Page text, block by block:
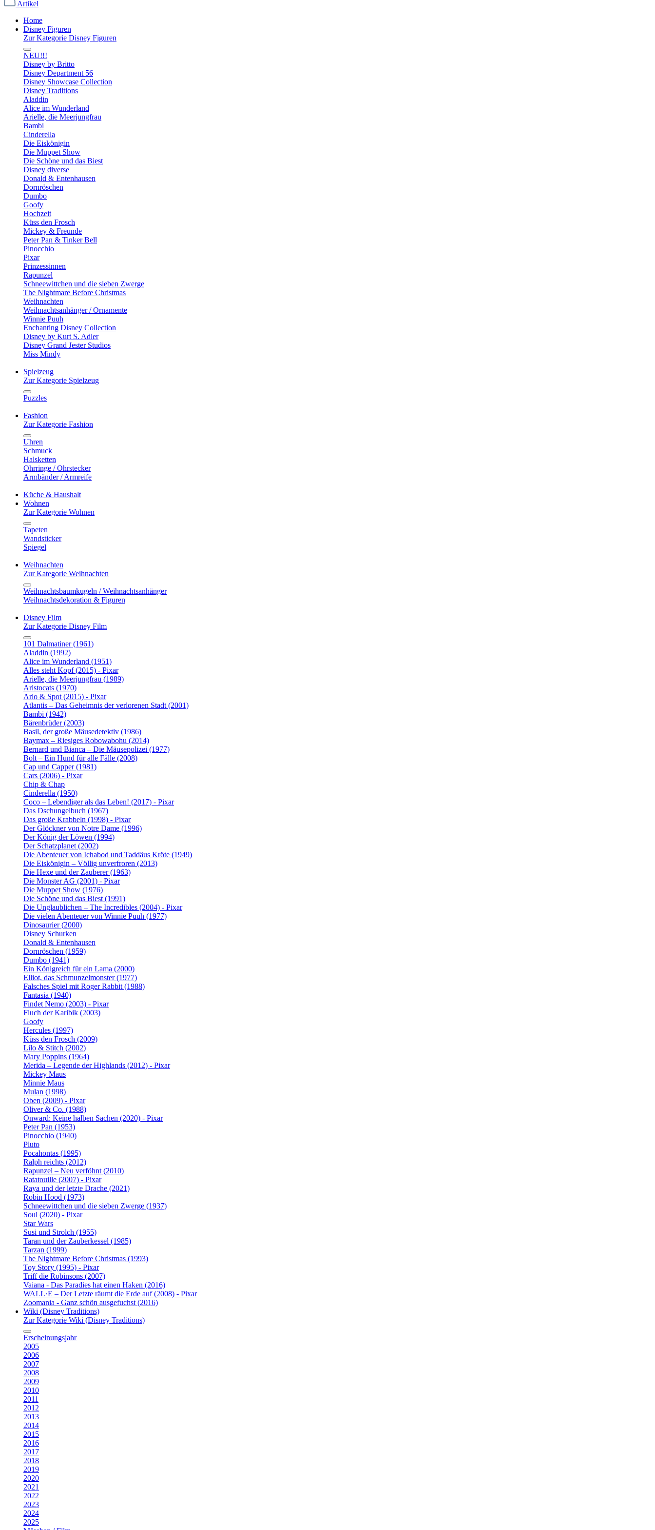
Artikel
Home
Disney Figuren
Zur Kategorie Disney Figuren
NEU!!!
Disney by Britto
Disney Department 56
Disney Showcase Collection
Disney Traditions
Aladdin
Alice im Wunderland
Arielle, die Meerjungfrau
Bambi
Cinderella
Die Eiskönigin
Die Muppet Show
Die Schöne und das Biest
Disney diverse
Donald & Entenhausen
Dornröschen
Dumbo
Goofy
Hochzeit
Küss den Frosch
Mickey & Freunde
Peter Pan & Tinker Bell
Pinocchio
Pixar
Prinzessinnen
Rapunzel
Schneewittchen und die sieben Zwerge
The Nightmare Before Christmas
Weihnachten
Weihnachtsanhänger / Ornamente
Winnie Puuh
Enchanting Disney Collection
Disney by Kurt S. Adler
Disney Grand Jester Studios
Miss Mindy
Spielzeug
Zur Kategorie Spielzeug
Puzzles
Fashion
Zur Kategorie Fashion
Uhren
Schmuck
Halsketten
Ohrringe / Ohrstecker
Armbänder / Armreife
Küche & Haushalt
Wohnen
Zur Kategorie Wohnen
Tapeten
Wandsticker
Spiegel
Weihnachten
Zur Kategorie Weihnachten
Weihnachtsbaumkugeln / Weihnachtsanhänger
Weihnachtsdekoration & Figuren
Disney Film
Zur Kategorie Disney Film
101 Dalmatiner (1961)
Aladdin (1992)
Alice im Wunderland (1951)
Alles steht Kopf (2015) - Pixar
Arielle, die Meerjungfrau (1989)
Aristocats (1970)
Arlo & Spot (2015) - Pixar
Atlantis – Das Geheimnis der verlorenen Stadt (2001)
Bambi (1942)
Bärenbrüder (2003)
Basil, der große Mäusedetektiv (1986)
Baymax – Riesiges Robowabohu (2014)
Bernard und Bianca – Die Mäusepolizei (1977)
Bolt – Ein Hund für alle Fälle (2008)
Cap und Capper (1981)
Cars (2006) - Pixar
Chip & Chap
Cinderella (1950)
Coco – Lebendiger als das Leben! (2017) - Pixar
Das Dschungelbuch (1967)
Das große Krabbeln (1998) - Pixar
Der Glöckner von Notre Dame (1996)
Der König der Löwen (1994)
Der Schatzplanet (2002)
Die Abenteuer von Ichabod und Taddäus Kröte (1949)
Die Eiskönigin – Völlig unverfroren (2013)
Die Hexe und der Zauberer (1963)
Die Monster AG (2001) - Pixar
Die Muppet Show (1976)
Die Schöne und das Biest (1991)
Die Unglaublichen – The Incredibles (2004) - Pixar
Die vielen Abenteuer von Winnie Puuh (1977)
Dinosaurier (2000)
Disney Schurken
Donald & Entenhausen
Dornröschen (1959)
Dumbo (1941)
Ein Königreich für ein Lama (2000)
Elliot, das Schmunzelmonster (1977)
Falsches Spiel mit Roger Rabbit (1988)
Fantasia (1940)
Findet Nemo (2003) - Pixar
Fluch der Karibik (2003)
Goofy
Hercules (1997)
Küss den Frosch (2009)
Lilo & Stitch (2002)
Mary Poppins (1964)
Merida – Legende der Highlands (2012) - Pixar
Mickey Maus
Minnie Maus
Mulan (1998)
Oben (2009) - Pixar
Oliver & Co. (1988)
Onward: Keine halben Sachen (2020) - Pixar
Peter Pan (1953)
Pinocchio (1940)
Pluto
Pocahontas (1995)
Ralph reichts (2012)
Rapunzel – Neu verföhnt (2010)
Ratatouille (2007) - Pixar
Raya und der letzte Drache (2021)
Robin Hood (1973)
Schneewittchen und die sieben Zwerge (1937)
Soul (2020) - Pixar
Star Wars
Susi und Strolch (1955)
Taran und der Zauberkessel (1985)
Tarzan (1999)
The Nightmare Before Christmas (1993)
Toy Story (1995) - Pixar
Triff die Robinsons (2007)
Vaiana - Das Paradies hat einen Haken (2016)
WALL·E – Der Letzte räumt die Erde auf (2008) - Pixar
Zoomania - Ganz schön ausgefuchst (2016)
Wiki (Disney Traditions)
Zur Kategorie Wiki (Disney Traditions)
Erscheinungsjahr
2005
2006
2007
2008
2009
2010
2011
2012
2013
2014
2015
2016
2017
2018
2019
2020
2021
2022
2023
2024
2025